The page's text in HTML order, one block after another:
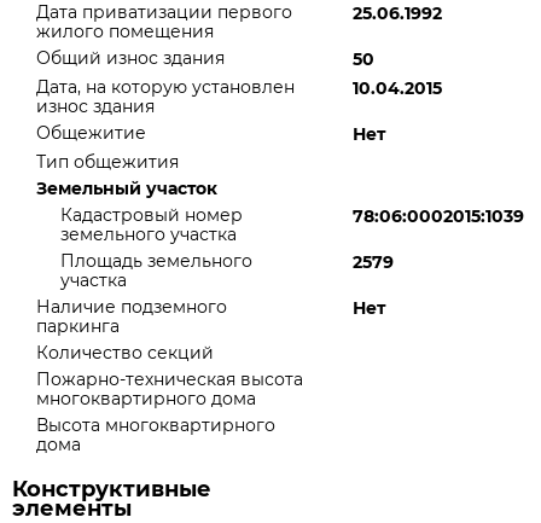
Дата приватизации первого
жилого помещения
25.06.1992
Общий износ здания
50
Дата, на которую установлен
износ здания
10.04.2015
Общежитие
Нет
Тип общежития
Земельный участок
Кадастровый номер
земельного участка
78:06:0002015:1039
Площадь земельного
участка
2579
Наличие подземного
паркинга
Нет
Количество секций
Пожарно-техническая высота
многоквартирного дома
Высота многоквартирного
дома
Конструктивные
элементы